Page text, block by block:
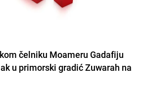
čelniku Moameru Gadafiju
u primorski gradić Zuwarah na